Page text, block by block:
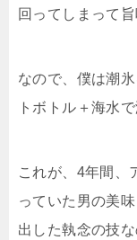
回ってしまって
なので、僕は潮
トボトル＋海水
これが、4年間、
っていた男の美
出した執念の技な